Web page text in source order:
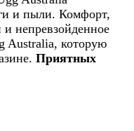
и пыли. Комфорт,
непревзойденное
Australia, которую
Приятных